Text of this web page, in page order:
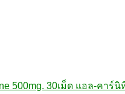
500mg. 30เม็ด แอล-คาร์นิ